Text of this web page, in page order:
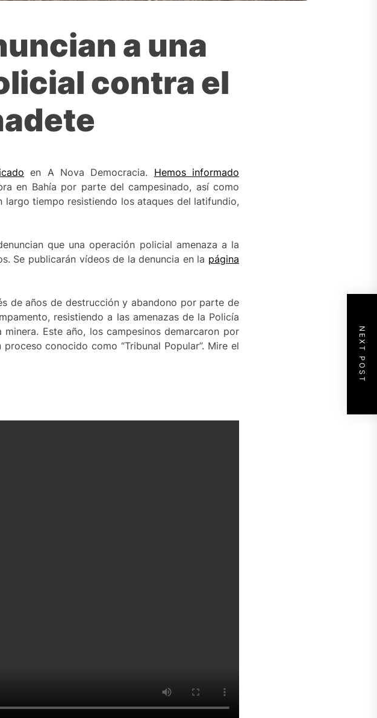
a una
contra el
en A Nova Democracia. Hemos informado
en Bahía por parte del campesinado, así como
largo tiempo resistiendo los ataques del latifundio,
que una operación policial amenaza a la
Se publicarán vídeos de la denuncia en la página
de años de destrucción y abandono por parte de
resistiendo a las amenazas de la Policía
Este año, los campesinos demarcaron por
conocido como “Tribunal Popular”. Mire el
NEXT POST